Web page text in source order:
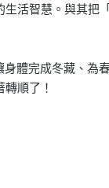
活智慧。與其把
體完成冬藏、為
順了！